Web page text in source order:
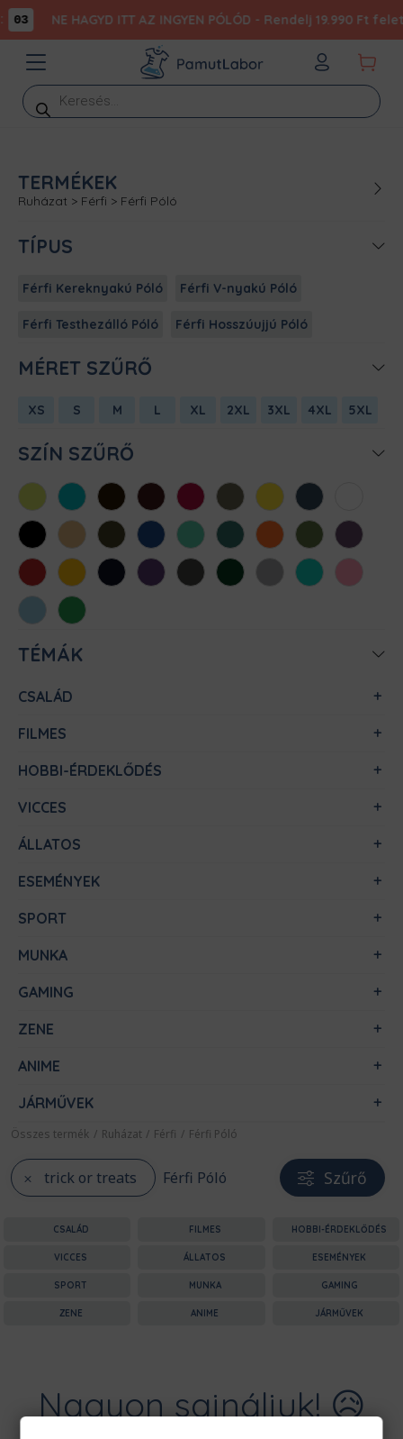
03 NE HAGYD ITT AZ INGYEN PÓLÓD - Rendelj 19.990 Ft
Products
search
TERMÉKEK
Ruházat > Férfi > Férfi Póló
TÍPUS
Férfi Kereknyakú Póló Férfi V-nyakú Póló
Férfi Testhezálló Póló Férfi Hosszúujjú Póló
MÉRET SZŰRŐ
XS S M L XL 2XL 3XL 4XL 5XL
SZÍN SZŰRŐ
AlmazöldAtollkékBarnaBordóChili Cink Citromsárga
Denim
FeketeHomokKhaki KirálykékMentaMéregzöld
NarancsOliva Padlizsán
Piros SárgaSötétkékSötétlilaSötétszürke
SötétzöldSportszürke
Türkiz
Világos
rózsaszín
Világoskék
Zöld
TÉMÁK
CSALÁD
FILMES
HOBBI-ÉRDEKLŐDÉS
VICCES
ÁLLATOS
ESEMÉNYEK
SPORT
MUNKA
GAMING
ZENE
ANIME
JÁRMŰVEK
Összes termék / Ruházat / Férfi / Férfi Póló
trick or treats Férfi Póló Szűrő
CSALÁD FILMES HOBBI-ÉRDEKLŐDÉS
VICCES ÁLLATOS ESEMÉNYEK
SPORT MUNKA GAMING
ZENE ANIME JÁRMŰVEK
Nagyon sajnáljuk! 😥